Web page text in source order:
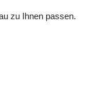
zu Ihnen passen.